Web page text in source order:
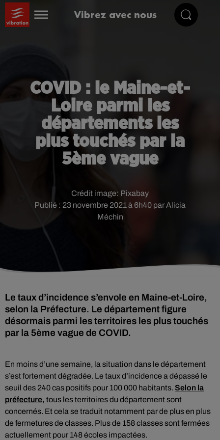
Vibrez avec nous
COVID : le Maine-et-
Loire parmi les
départements les
plus touchés par la
5ème vague
Publié : 23 novembre 2021 à 6h40 par Alicia
Méchin
Crédit image: Pixabay
Le taux d’incidence s’envole en Maine-et-Loire,
selon la Préfecture. Le département figure
désormais parmi les territoires les plus touchés
par la 5ème vague de COVID.
En moins d’une semaine, la situation dans le département
s’est fortement dégradée. Le taux d’incidence a dépassé le
seuil des 240 cas positifs pour 100 000 habitants. Selon la
préfecture, tous les territoires du département sont
concernés. Et cela se traduit notamment par de plus en plus
de fermetures de classes. Plus de 158 classes sont fermées
actuellement pour 148 écoles impactées.